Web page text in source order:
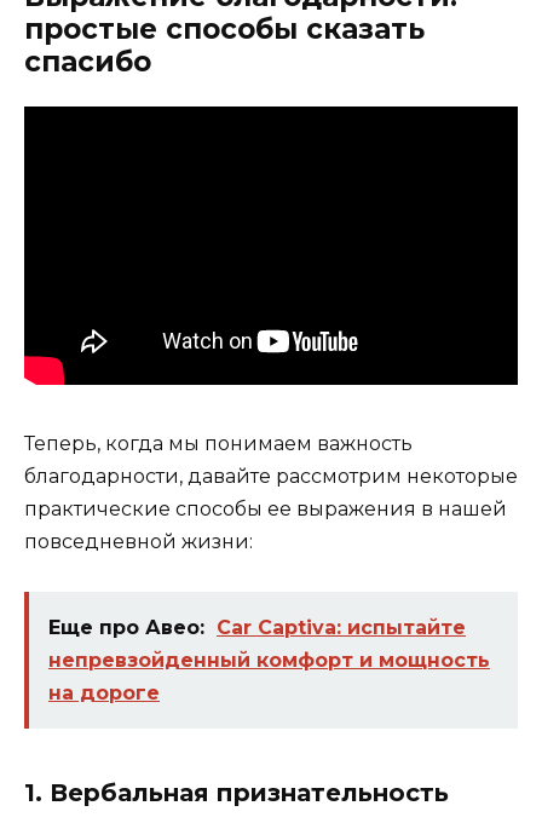
простые способы сказать
спасибо
Теперь, когда мы понимаем важность
благодарности, давайте рассмотрим некоторые
практические способы ее выражения в нашей
повседневной жизни:
Еще про Авео: Car Captiva: испытайте
непревзойденный комфорт и мощность
на дороге
1. Вербальная признательность